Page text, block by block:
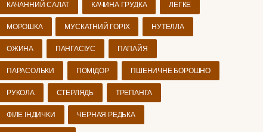
КАЧАННИЙ САЛАТ КАЧИНА ГРУДКА ЛЕГКЕ
МОРОШКА МУСКАТНИЙ ГОРІХ НУТЕЛЛА
ОЖИНА ПАНГАСІУС ПАПАЙЯ
ПАРАСОЛЬКИ ПОМІДОР ПШЕНИЧНЕ БОРОШНО
РУКОЛА СТЕРЛЯДЬ ТРЕПАНГА
ФІЛЕ ІНДИЧКИ ЧЕРНАЯ РЕДЬКА